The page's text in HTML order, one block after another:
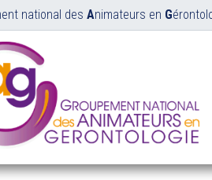
national des Animateurs en G